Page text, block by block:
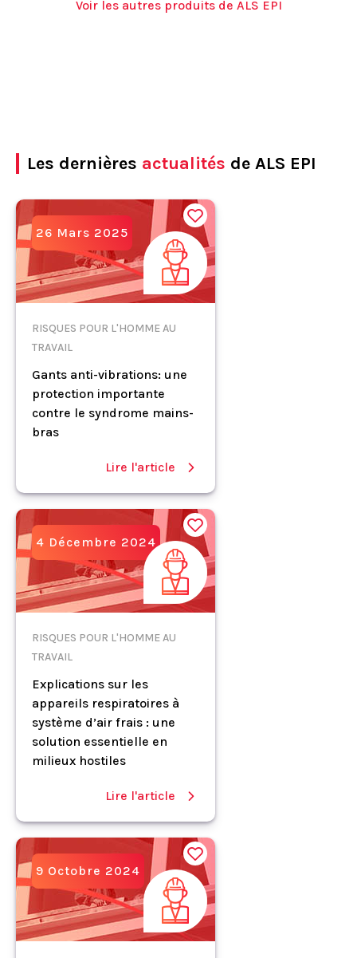
Voir les autres produits de ALS EPI
Les dernières actualités de ALS EPI
26 Mars 2025
RISQUES POUR L'HOMME AU
TRAVAIL
Gants anti-vibrations: une
protection importante
contre le syndrome mains-
bras
Lire l'article
4 Décembre 2024
RISQUES POUR L'HOMME AU
TRAVAIL
Explications sur les
appareils respiratoires à
système d’air frais : une
solution essentielle en
milieux hostiles
Lire l'article
9 Octobre 2024